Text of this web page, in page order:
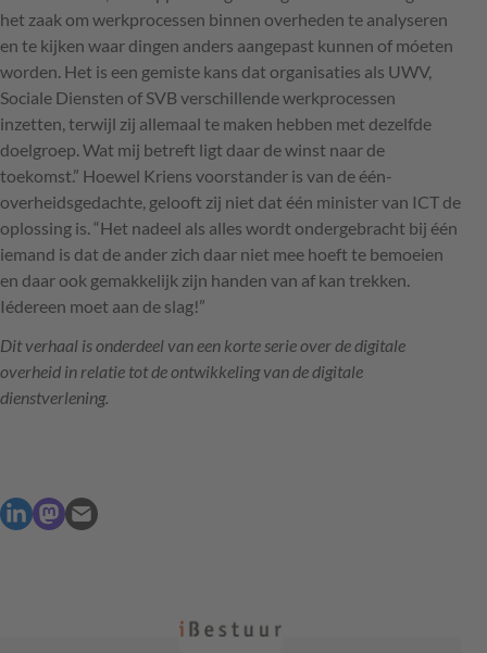
het zaak om werkprocessen binnen overheden te analyseren
en te kijken waar dingen anders aangepast kunnen of móeten
worden. Het is een gemiste kans dat organisaties als UWV,
Sociale Diensten of SVBverschillende werkprocessen
inzetten, terwijl zij allemaal te maken hebben met dezelfde
doelgroep. Wat mij betreft ligt daar de winst naar de
toekomst.” Hoewel Kriens voorstander is van de één-
overheidsgedachte, gelooft zij niet dat één minister van ICT de
oplossing is. “Het nadeel als alles wordt ondergebracht bij één
iemand is dat de ander zich daar niet mee hoeft te bemoeien
en daar ook gemakkelijk zijn handen van af kan trekken.
Iédereen moet aan de slag!”
Dit verhaal is onderdeel van een korte serie over de digitale
overheid in relatie tot de ontwikkeling van de digitale
dienstverlening.